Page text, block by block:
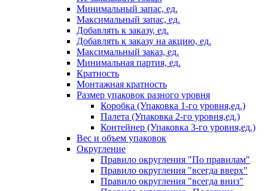
Минимальный запас, ед.
Максимальный запас, ед.
Добавлять к заказу, ед.
Добавлять к заказу на акцию, ед.
Максимальный заказ, ед.
Минимальная партия, ед.
Кратность
Монтажная кратность
Размер упаковок разного уровня
Коробка (Упаковка 1-го уровня,ед.)
Палета (Упаковка 2-го уровня,ед.)
Контейнер (Упаковка 3-го уровня,ед.)
Вес и объем упаковок
Округление
Правило округления "По правилам"
Правило округления "всегда вверх"
Правило округления "всегда вниз"